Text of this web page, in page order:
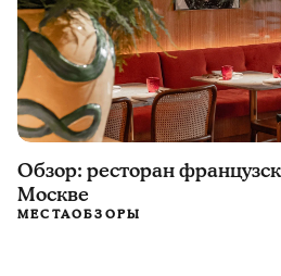
Обзор: ресторан
Москве
МЕСТАОБЗОРЫ